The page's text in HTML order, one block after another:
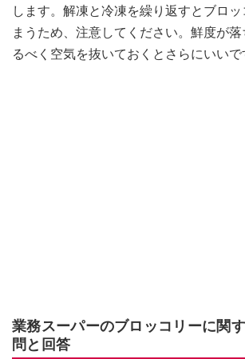
します。解凍と冷凍を繰り返すとブロ
まうため、注意してください。鮮度が
るべく空気を抜いておくとさらにいいで
業務スーパーのブロッコリーに関
問と回答